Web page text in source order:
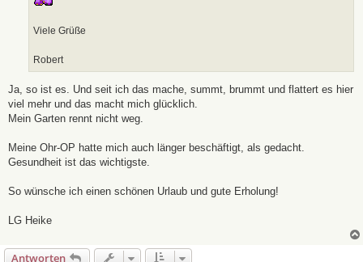
Viele Grüße
Robert
Ja, so ist es. Und seit ich das mache, summt, brummt und flattert es hier
viel mehr und das macht mich glücklich.
Mein Garten rennt nicht weg.
Meine Ohr-OP hatte mich auch länger beschäftigt, als gedacht.
Gesundheit ist das wichtigste.
So wünsche ich einen schönen Urlaub und gute Erholung!
LG Heike
Antworten